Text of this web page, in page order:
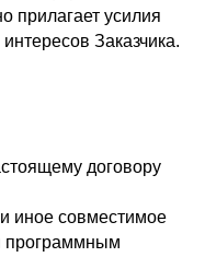
прилагает усилия
Заказчика.
договору
иное совместимое
программным